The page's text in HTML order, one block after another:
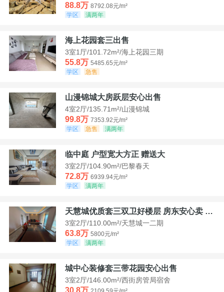
88.8万 8792.08元/m²
学区
满两年
海上花园套三出售
3室1厅/101.72m²/海上花园三期
55.8万 5485.65元/m²
学区
急售
山漫锦城大房跃层安心出售
4室2厅/135.71m²/山漫锦城
99.8万 7353.92元/m²
学区
急售 满两年
临中庭 户型宽大方正 赠送大
3室2厅/104.90m²/巴黎春天
72.8万 6939.94元/m²
学区
满两年
天慧城优质套三双卫好楼层 房东安心卖 价格好谈
3室2厅/110.00m²/天慧城一二期
63.8万 5800元/m²
学区
满两年
城中心装修套三带花园安心出售
3室2厅/146.00m²/西街房管局宿舍
30.8万